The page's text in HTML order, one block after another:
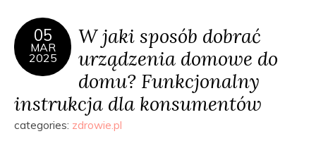
05
MAR
2025
W jaki sposób dobrać
urządzenia domowe do
domu? Funkcjonalny
instrukcja dla konsumentów
categories: zdrowie.pl